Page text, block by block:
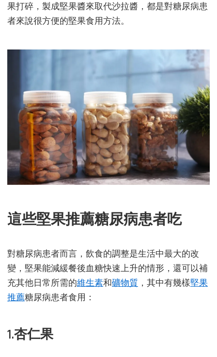
果打碎，製成堅果醬來取代沙拉醬，都是對糖尿病患
者來說很方便的堅果食用方法。
這些堅果推薦糖尿病患者吃
對糖尿病患者而言，飲食的調整是生活中最大的改
變，堅果能減緩餐後血糖快速上升的情形，還可以補
充其他日常所需的維生素和礦物質 ，其中有幾樣堅果
推薦糖尿病患者食用：
1.杏仁果